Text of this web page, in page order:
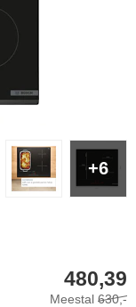
+6
Meestal 630,-
480,39